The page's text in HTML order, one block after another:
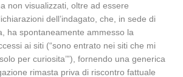
non visualizzati, oltre ad essere
dell’indagato, che, in sede di
ha spontaneamente ammesso la
ai siti (“sono entrato nei siti che mi
per curiosita’”), fornendo una generica
rimasta priva di riscontro fattuale